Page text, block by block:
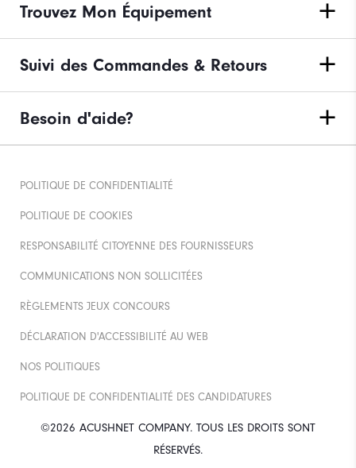
Trouvez Mon Équipement
Suivi des Commandes & Retours
Besoin d'aide?
©2026 ACUSHNET COMPANY. TOUS LES DROITS SONT
RÉSERVÉS.
POLITIQUE DE CONFIDENTIALITÉ
POLITIQUE DE COOKIES
RESPONSABILITÉ CITOYENNE DES FOURNISSEURS
COMMUNICATIONS NON SOLLICITÉES
RÈGLEMENTS JEUX CONCOURS
DÉCLARATION D'ACCESSIBILITÉ AU WEB
NOS POLITIQUES
POLITIQUE DE CONFIDENTIALITÉ DES CANDIDATURES